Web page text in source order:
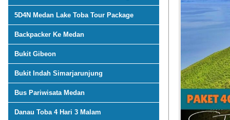
5D4N Medan Lake Toba Tour Package
Backpacker Ke Medan
Bukit Gibeon
Bukit Indah Simarjarunjung
Bus Pariwisata Medan
Danau Toba 4 Hari 3 Malam